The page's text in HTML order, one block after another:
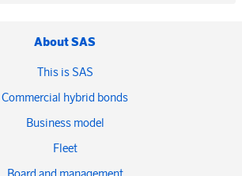
About SAS
This is SAS
Commercial hybrid bonds
Business model
Fleet